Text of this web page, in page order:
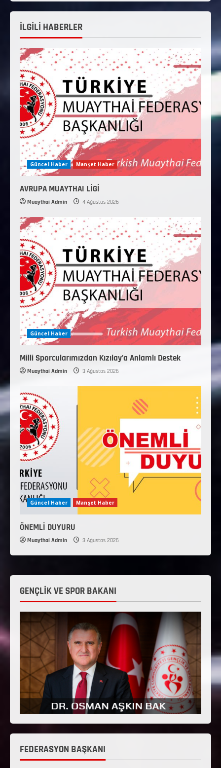
İLGİLİ HABERLER
Güncel Haber Manşet Haber
AVRUPA MUAYTHAI LİGİ
Muaythai Admin 4 Ağustos 2026
Güncel Haber
Milli Sporcularımızdan Kızılay’a Anlamlı Destek
Muaythai Admin 3 Ağustos 2026
Güncel Haber Manşet Haber
ÖNEMLİ DUYURU
Muaythai Admin 3 Ağustos 2026
GENÇLİK VE SPOR BAKANI
FEDERASYON BAŞKANI